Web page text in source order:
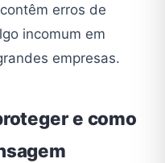
erros de
incomum em
empresas.
e como